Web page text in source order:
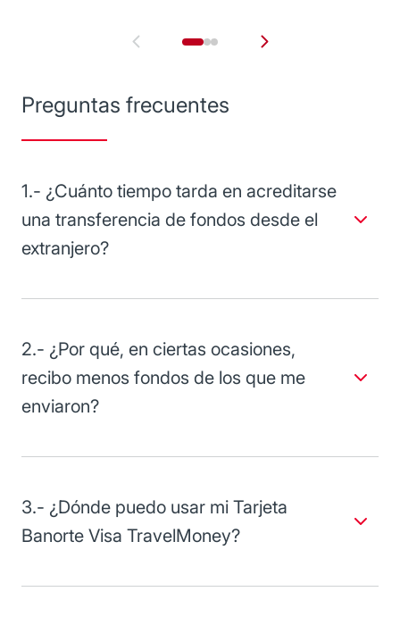
Preguntas frecuentes
1.- ¿Cuánto tiempo tarda en acreditarse
una transferencia de fondos desde el
extranjero?
2.- ¿Por qué, en ciertas ocasiones,
recibo menos fondos de los que me
enviaron?
3.- ¿Dónde puedo usar mi Tarjeta
Banorte Visa TravelMoney?